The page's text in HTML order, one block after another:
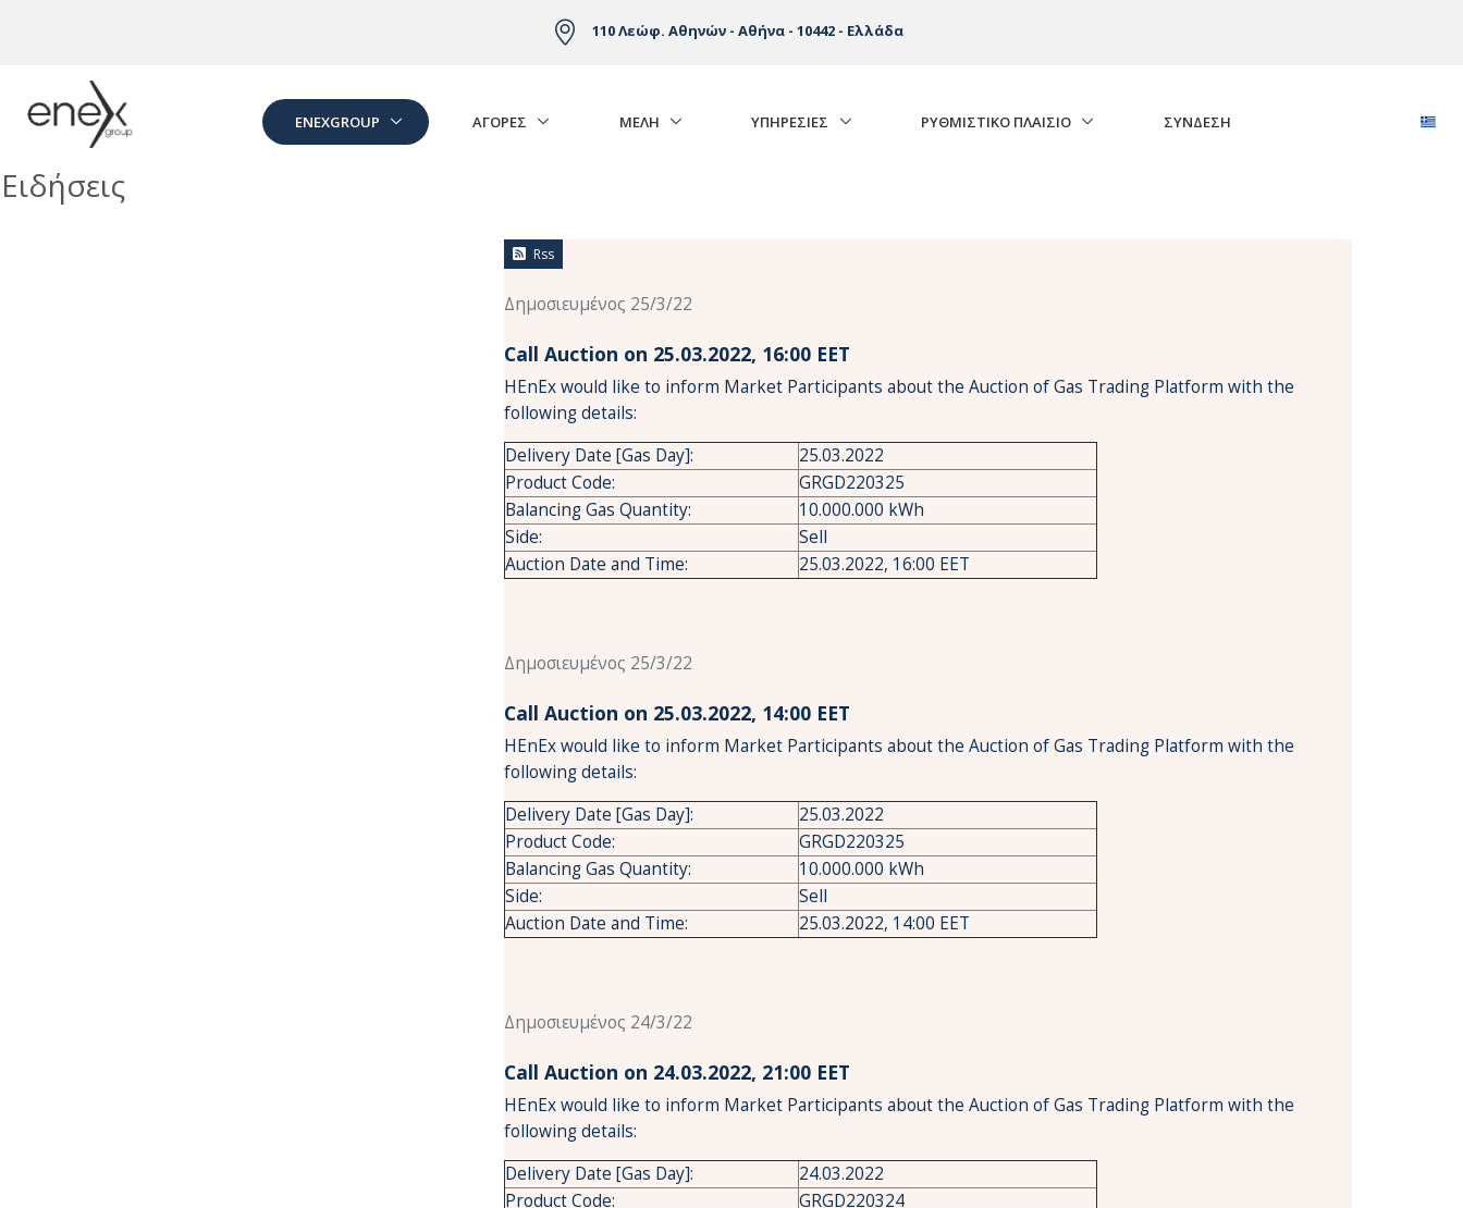
110 Λεώφ. Αθηνών - Αθήνα - 10442 - Ελλάδα
ENEXGROUP ΑΓΟΡΈΣ ΜΕΛΗ ΥΠΗΡΕΣΙΕΣ ΡΥΘΜΙΣΤΙΚΟ ΠΛΑΙΣΙΟ ΣΎΝΔΕΣΗ
Ειδήσεις
Rss
Δημοσιευμένος 25/3/22
Call Auction on 25.03.2022, 16:00 ΕΕΤ
HEnEx would like to inform Market Participants about the Auction of Gas Trading Platform with the
following details:
Delivery Date [Gas Day]:
25.03.2022
Product Code:
GRGD220325
Balancing Gas Quantity:
10.000.000 kWh
Side:
Sell
Auction Date and Time:
25.03.2022, 16:00 EET
Δημοσιευμένος 25/3/22
Call Auction on 25.03.2022, 14:00 ΕΕΤ
HEnEx would like to inform Market Participants about the Auction of Gas Trading Platform with the
following details:
Delivery Date [Gas Day]:
25.03.2022
Product Code:
GRGD220325
Balancing Gas Quantity:
10.000.000 kWh
Side:
Sell
Auction Date and Time:
25.03.2022, 14:00 EET
Δημοσιευμένος 24/3/22
Call Auction on 24.03.2022, 21:00 ΕΕΤ
HEnEx would like to inform Market Participants about the Auction of Gas Trading Platform with the
following details:
Delivery Date [Gas Day]:
24.03.2022
Product Code:
GRGD220324